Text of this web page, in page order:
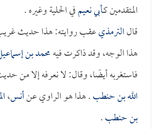
المتقدمين كـأبي نعيمفي الحلية وغيره .
قالالترمذيعقب روايته: هذا حديث
هذا الوجه، وقد ذاكرت فيهمحمد بن
فاستغربه أيضًا، وقال: لا نعرفه إلا من
الله بن حنطب. هذا هو الراوي عنأنس،
بن حنطب.